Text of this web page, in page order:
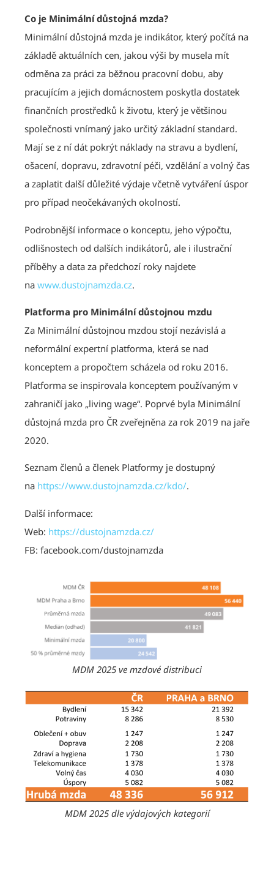
Co je Minimální důstojná mzda?
Minimální důstojná mzda je indikátor, který počítá na
základě aktuálních cen, jakou výši by musela mít
odměna za práci za běžnou pracovní dobu, aby
pracujícím a jejich domácnostem poskytla dostatek
finančních prostředků k životu, který je většinou
společnosti vnímaný jako určitý základní standard.
Mají se z ní dát pokrýt náklady na stravu a bydlení,
ošacení, dopravu, zdravotní péči, vzdělání a volný čas
a zaplatit další důležité výdaje včetně vytváření úspor
pro případ neočekávaných okolností.
Podrobnější informace o konceptu, jeho výpočtu,
odlišnostech od dalších indikátorů, ale i ilustrační
příběhy a data za předchozí roky najdete
na www.dustojnamzda.cz.
Platforma pro Minimální důstojnou mzdu
Za Minimální důstojnou mzdou stojí nezávislá a
neformální expertní platforma, která se nad
konceptem a propočtem scházela od roku 2016.
Platforma se inspirovala konceptem používaným v
zahraničí jako „living wage“. Poprvé byla Minimální
důstojná mzda pro ČR zveřejněna za rok 2019 na jaře
2020.
Seznam členů a členek Platformy je dostupný
na https://www.dustojnamzda.cz/kdo/.
Další informace:
Web: https://dustojnamzda.cz/
FB: facebook.com/dustojnamzda
MDM 2025 ve mzdové distribuci
MDM 2025 dle výdajových kategorií